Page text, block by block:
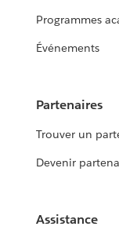
Programmes
Événements
Partenaires
Trouver un
Devenir
Assistance